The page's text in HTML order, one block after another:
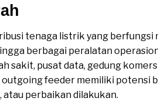
tenaga listrik yang berfungsi
berbagai peralatan
sakit, pusat data, gedung
feeder memiliki potensi
perbaikan dilakukan.